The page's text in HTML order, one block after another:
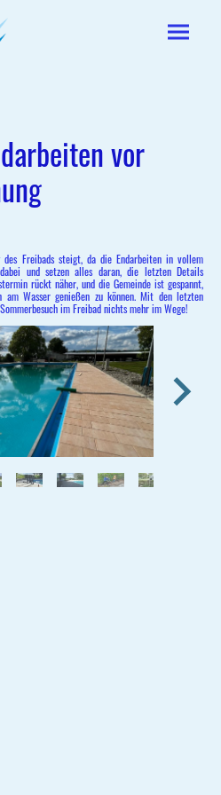
vor
Freibads steigt, da die Endarbeiten in vollem
und setzen alles daran, die letzten Details
rückt näher, und die Gemeinde ist gespannt,
am Wasser genießen zu können. Mit den letzten
im Freibad nichts mehr im Wege!